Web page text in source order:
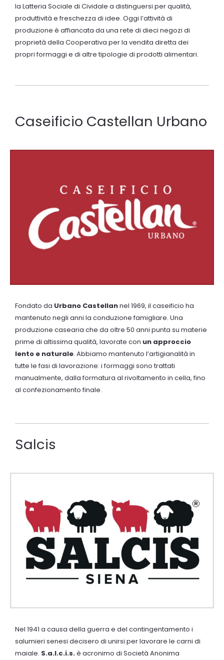
la Latteria Sociale di Cividale a distinguersi per qualità,
produttività e freschezza di idee. Oggi l’attività di
produzione è affiancata da una rete di dieci negozi di
proprietà della Cooperativa per la vendita diretta dei
propri formaggi e di altre tipologie di prodotti alimentari.
Caseificio Castellan Urbano
Fondato da Urbano Castellannel 1969, il caseificio ha
mantenuto negli anni la conduzione famigliare. Una
produzione casearia che da oltre 50 anni punta su materie
prime di altissima qualità, lavorate con un approccio
lento e naturale. Abbiamo mantenuto l’artigianalità in
tutte le fasi di lavorazione: i formaggi sono trattati
manualmente, dalla formatura al rivoltamento in cella, fino
al confezionamento finale.
Salcis
Nel 1941 a causa della guerra e del contingentamento i
salumieri senesi decisero di unirsi per lavorare le carni di
maiale. S.a.l.c.i.s.è acronimo di Società Anonima